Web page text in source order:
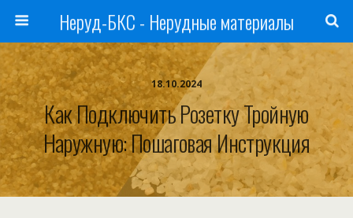
Неруд-БКС - Нерудные материалы
18.10.2024
Как Подключить Розетку Тройную
Наружную: Пошаговая Инструкция